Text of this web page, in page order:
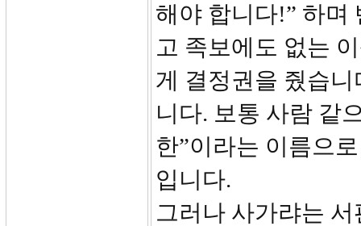
해야 합니다!” 하며
고 족보에도 없는
게 결정권을 줬습
니다. 보통 사람 같
한”이라는 이름으
입니다.
그러나 사가랴는